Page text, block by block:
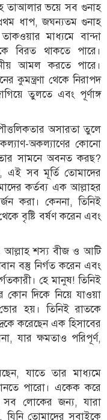
তাআলার ভয়ে সব গুনাহ
ধাপ, জঘন্যতম গুনাহ
মাধ্যমে বান্দা
বিরত থাকতে পারে।
আমল করতে পারে।
কুমন্ত্রণা থেকে নিরাপদ
তুলতে এবং পূর্ণাঙ্গ
অসারতা তুলে
অকল্যাণের কোনো
সামনে অবনত করছ?
এই সব মূর্তি তোমাদের
কর্তব্য এক আল্লাহর
করা। কেননা, তিনিই
বৃষ্টি বর্ষণ করেন এবং
আল্লাহ শস্য বীজ ও আটি
বস্তু নির্গত করেন এবং
হে মানুষ! তিনিই
কোন দিকে নিয়ে যাওয়া
হয়। তিনিই রাতকে
করেছেন এক হিসাবের
যার ক্ষমতাও পরিপূর্ণ,
যাতে তার মাধ্যমে
পারো। একেক করে
সব লোকের জন্য, যারা
যিনি তোমাদের সবাইকে